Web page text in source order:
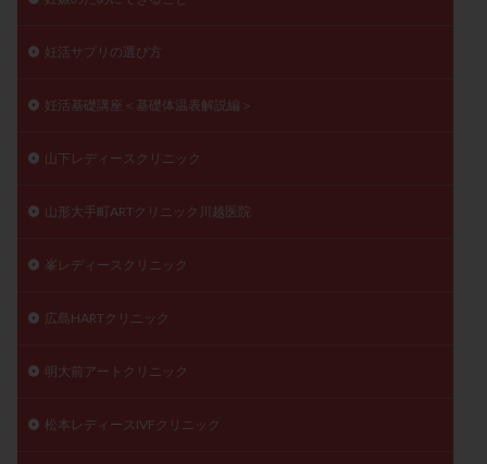
妊活サプリの選び方
妊活基礎講座＜基礎体温表解説編＞
山下レディースクリニック
山形大手町ARTクリニック川越医院
峯レディースクリニック
広島HARTクリニック
明大前アートクリニック
松本レディースIVFクリニック